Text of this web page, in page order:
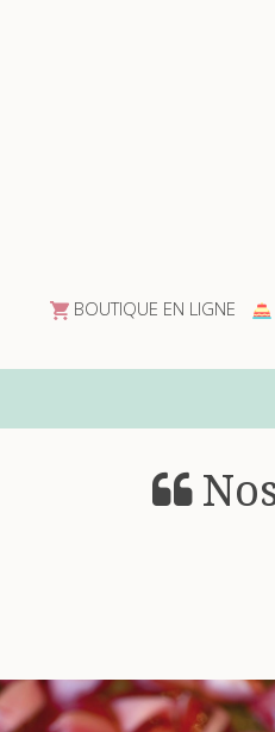
BOUTIQUE EN LIGNE